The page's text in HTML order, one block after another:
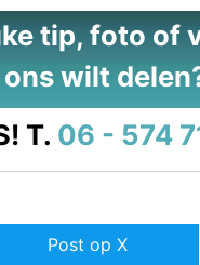
tip, foto of
wilt
T. 06 - 574
Post op X